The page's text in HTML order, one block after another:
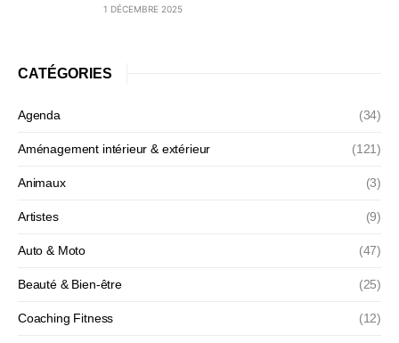
1 DÉCEMBRE 2025
CATÉGORIES
Agenda (34)
Aménagement intérieur & extérieur (121)
Animaux (3)
Artistes (9)
Auto & Moto (47)
Beauté & Bien-être (25)
Coaching Fitness (12)